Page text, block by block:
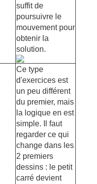
suffit de
poursuivre le
mouvement pour
obtenir la
solution.
Ce type
d'exercices est
un peu différent
du premier, mais
la logique en est
simple. Il faut
regarder ce qui
change dans les
2 premiers
dessins : le petit
carré devient